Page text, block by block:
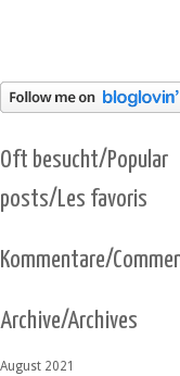
Oft besucht/Popular
posts/Les favoris
Kommentare/
Archive/Archives
August 2021